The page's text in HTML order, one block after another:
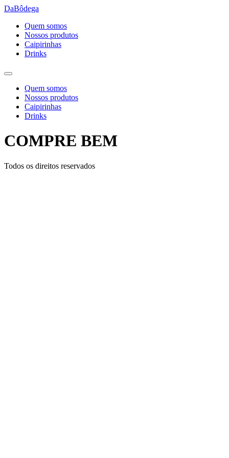
Ir
conteúdo
DaBôdega
Quem somos
Nossos produtos
Caipirinhas
Drinks
Quem somos
Nossos produtos
Caipirinhas
Drinks
COMPRE BEM
Todos os direitos reservados